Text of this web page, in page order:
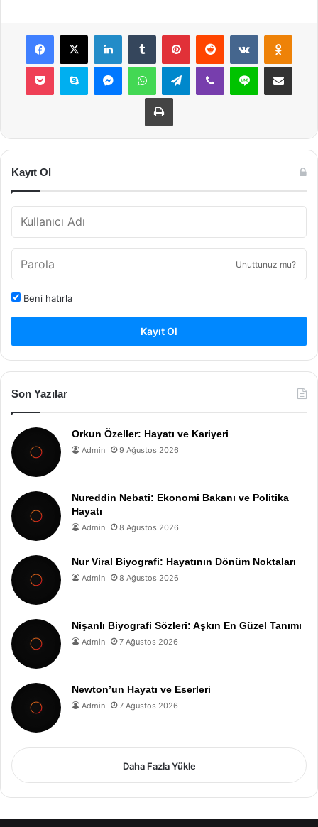
Facebook
X LinkedInTumblr PinterestReddit VKontakte
Pocket Skype MessengerWhatsAppTelegramViber Line E-Posta ile
Yazdır
Kayıt Ol
Unuttunuz mu?
Beni hatırla
Kayıt Ol
Son Yazılar
Orkun Özeller: Hayatı ve Kariyeri
Admin 9 Ağustos 2026
Nureddin Nebati: Ekonomi Bakanı ve Politika
Hayatı
Admin 8 Ağustos 2026
Nur Viral Biyografi: Hayatının Dönüm Noktaları
Admin 8 Ağustos 2026
Nişanlı Biyografi Sözleri: Aşkın En Güzel Tanımı
Admin 7 Ağustos 2026
Newton’un Hayatı ve Eserleri
Admin 7 Ağustos 2026
Daha Fazla Yükle